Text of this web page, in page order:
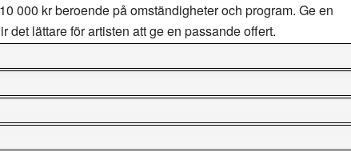
000 krberoende på omständigheter och program. Ge en
det lättare för artisten att ge en passande offert.